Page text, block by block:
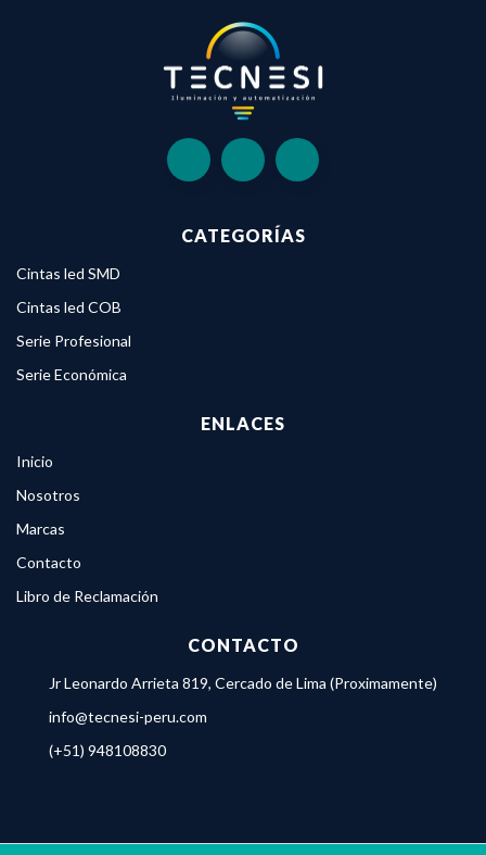
CATEGORÍAS
Cintas led SMD
Cintas led COB
Serie Profesional
Serie Económica
ENLACES
Inicio
Nosotros
Marcas
Contacto
Libro de Reclamación
CONTACTO
Jr Leonardo Arrieta 819, Cercado de Lima (Proximamente)
info@tecnesi-peru.com
(+51) 948108830